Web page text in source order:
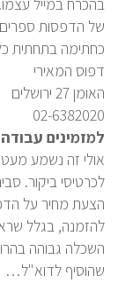
של הדפסות ספרים,
כחתימה בתחתית
דפוס המאירי
האומן 27 ירושלים
02-6382020
למזמינים עבודה, 500 כרטיסי ביקור ב-100
אולי זה נשמע
לכרטיסי ביקור.
הצעת מחיר על
להזמנה, בגלל
השכלה גבוהה
שהוסיף לדוא"ל…